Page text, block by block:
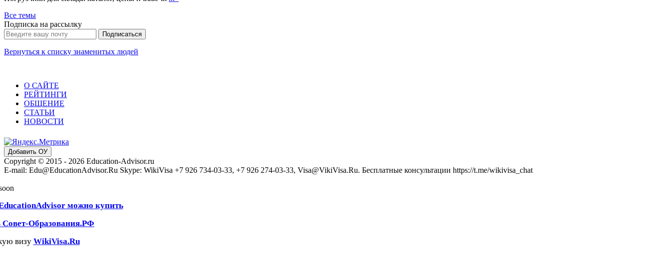
Все темы
Подписка на рассылку
Вернуться к списку знаменитых людей
О САЙТЕ
РЕЙТИНГИ
ОБЩЕНИЕ
СТАТЬИ
НОВОСТИ
Добавить ОУ
Copyright © 2015 - 2026 Education-Advisor.ru
E-mail: Edu@EducationAdvisor.Ru Skype: WikiVisa +7 926 734-03-33, +7 926 274-03-33, Visa@VikiVisa.Ru. Бесплатные консультации https://t.me/wikivisa_chat
можно купить
Совет-Образования.РФ
визу WikiVisa.Ru